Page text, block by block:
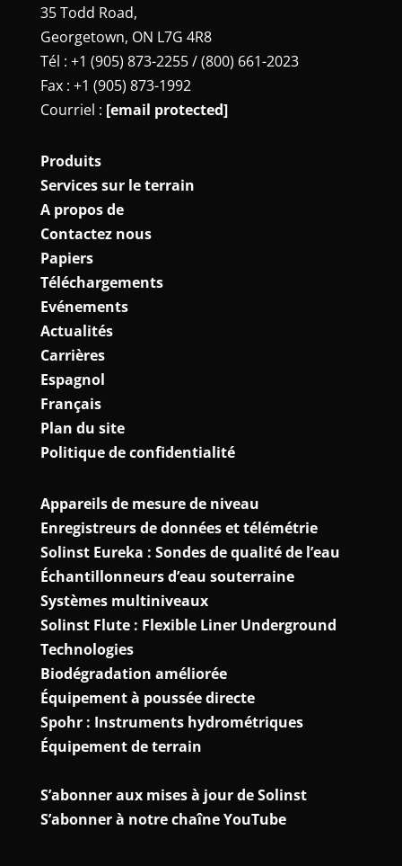
35 Todd Road,
Georgetown, ON L7G 4R8
Tél : +1 (905) 873-2255 / (800) 661-2023
Fax : +1 (905) 873-1992
Courriel : [email protected]
Produits
Services sur le terrain
A propos de
Contactez nous
Papiers
Téléchargements
Evénements
Actualités
Carrières
Espagnol
Français
Plan du site
Politique de confidentialité
Appareils de mesure de niveau
Enregistreurs de données et télémétrie
Solinst Eureka : Sondes de qualité de l’eau
Échantillonneurs d’eau souterraine
Systèmes multiniveaux
Solinst Flute : Flexible Liner Underground
Technologies
Biodégradation améliorée
Équipement à poussée directe
Spohr : Instruments hydrométriques
Équipement de terrain
S’abonner aux mises à jour de Solinst
S’abonner à notre chaîne YouTube